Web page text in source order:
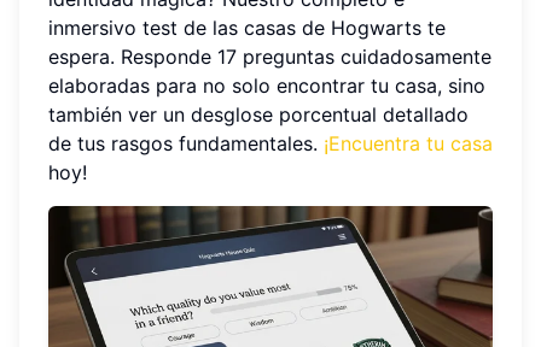
inmersivo test de las casas de Hogwarts te
espera. Responde 17 preguntas cuidadosamente
elaboradas para no solo encontrar tu casa, sino
también ver un desglose porcentual detallado
de tus rasgos fundamentales. ¡Encuentra tu casa
hoy!